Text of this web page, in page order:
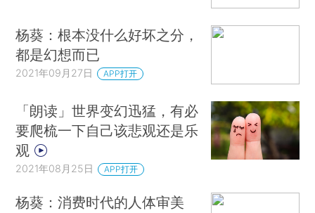
杨葵：根本没什么好坏之分，
都是幻想而已
2021年09月27日 APP打开
「朗读」世界变幻迅猛，有必
要爬梳一下自己该悲观还是乐
观
2021年08月25日 APP打开
杨葵：消费时代的人体审美